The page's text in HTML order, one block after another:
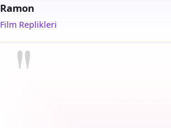
Ramon
Film Replikleri